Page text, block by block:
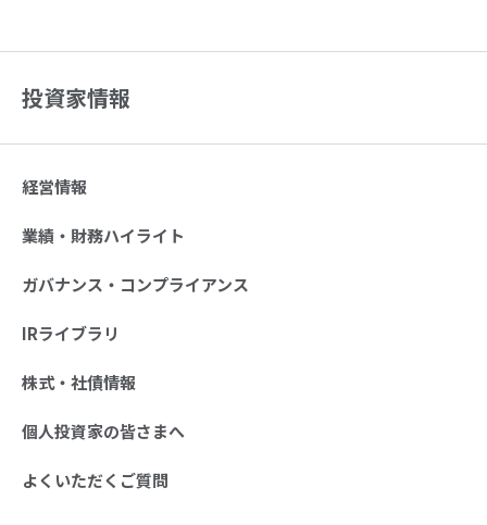
投資家情報
経営情報
業績・財務ハイライト
ガバナンス・コンプライアンス
IRライブラリ
株式・社債情報
個人投資家の皆さまへ
よくいただくご質問